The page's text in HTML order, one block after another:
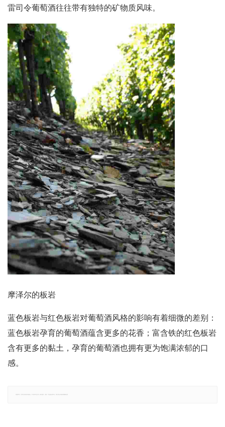
雷司令葡萄酒往往带有独特的矿物质风味。
摩泽尔的板岩
蓝色板岩与红色板岩对葡萄酒风格的影响有着细微的差别：
蓝色板岩孕育的葡萄酒蕴含更多的花香；富含铁的红色板岩
含有更多的黏土，孕育的葡萄酒也拥有更为饱满浓郁的口
感。
郑重声明：文章仅代表原作者观点，不代表本站立场；如有侵权、违规，可直接反馈本站，我们将会作修改或删除处理。